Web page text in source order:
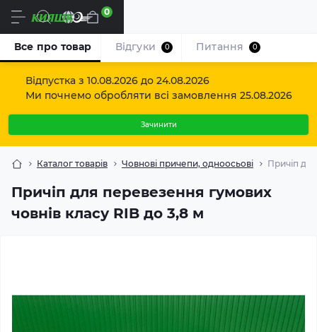
Відпустка з 10.08.2026 до 24.08.2026
Ми почнемо обробляти всі замовлення 25.08.2026
Зачинити
Uk 0
Каталог товарів Човнові причепи, одноосьові Причіп
Причіп для перевезення гумових
човнів класу RIB до 3,8 м
Все про товар Відгуки 0 Питання 0